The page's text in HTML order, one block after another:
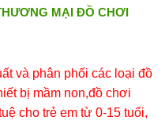
MẠI ĐỒ CHƠI
và phân phối các loại đồ
bị mầm non,đồ chơi
cho trẻ em từ 0-15 tuổi,